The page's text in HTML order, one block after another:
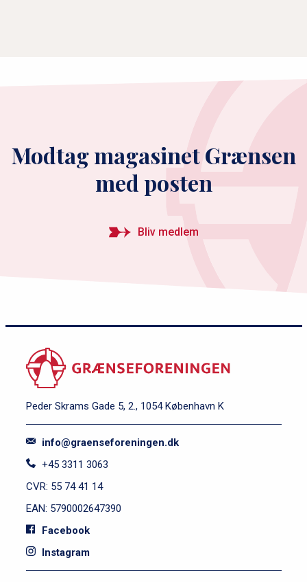
Modtag magasinet Grænsen
med posten
Bliv medlem
Peder Skrams Gade 5, 2., 1054 København K
info@graenseforeningen.dk
+45 3311 3063
CVR: 55 74 41 14
EAN: 5790002647390
Facebook
Instagram